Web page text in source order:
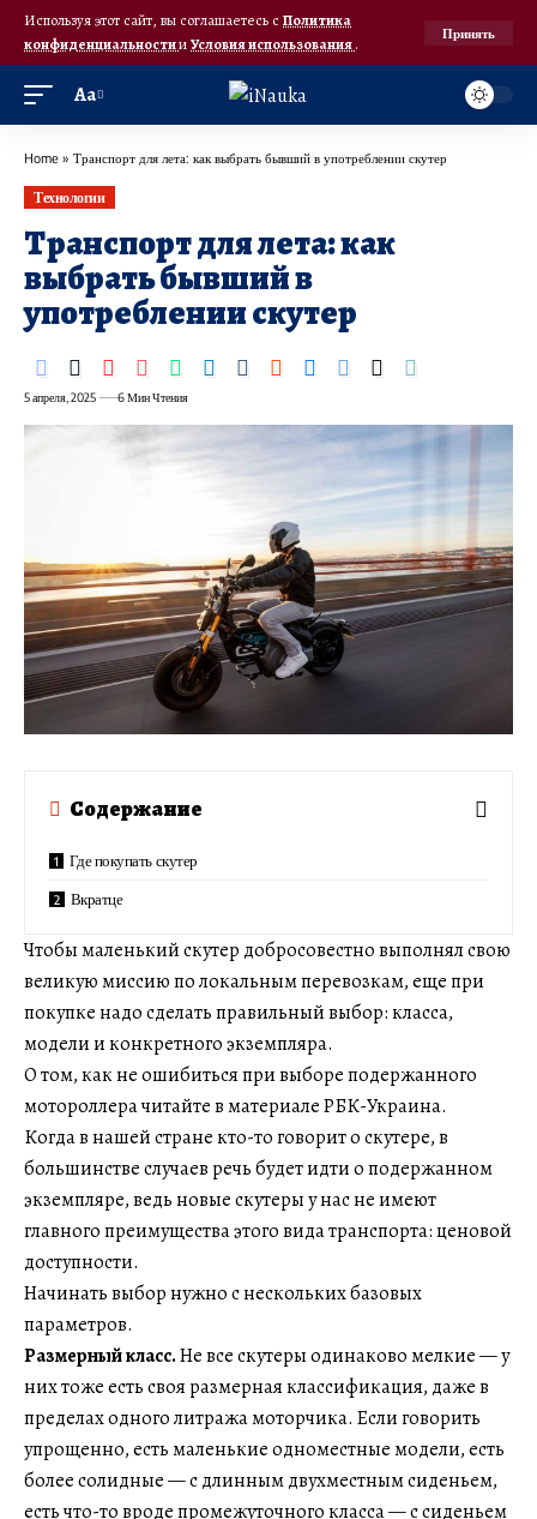
Используя этот сайт, вы соглашаетесь с Политика
конфиденциальностииУсловия использования.
Принять
Аа
Home » Транспорт для лета: как выбрать бывший в употреблении скутер
Технологии
Транспорт для лета: как
выбрать бывший в
употреблении скутер
5 апреля, 2025 6 Мин Чтения
Содержание
Где покупать скутер
Вкратце
Чтобы маленький скутер добросовестно выполнял свою
великую миссию по локальным перевозкам, еще при
покупке надо сделать правильный выбор: класса,
модели и конкретного экземпляра.
О том, как не ошибиться при выборе подержанного
мотороллера читайте в материале РБК-Украина.
Когда в нашей стране кто-то говорит о скутере, в
большинстве случаев речь будет идти о подержанном
экземпляре, ведь новые скутеры у нас не имеют
главного преимущества этого вида транспорта: ценовой
доступности.
Начинать выбор нужно с нескольких базовых
параметров.
Размерный класс.Не все скутеры одинаково мелкие — у
них тоже есть своя размерная классификация, даже в
пределах одного литража моторчика. Если говорить
упрощенно, есть маленькие одноместные модели, есть
более солидные — с длинным двухместным сиденьем,
есть что-то вроде промежуточного класса — с сиденьем